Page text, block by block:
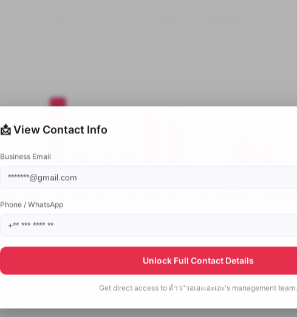
📩 View Contact Info
Business Email
Phone / WhatsApp
Unlock Full Contact Details
Get direct access to ต้าว"วอเอะเอะเอะ's management team.